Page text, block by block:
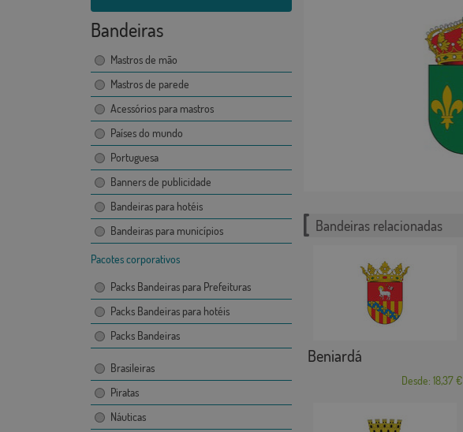
Bandeiras
Mastros de mão
Mastros de parede
Acessórios para mastros
Países do mundo
Portuguesa
Banners de publicidade
Bandeiras para hotéis
Bandeiras para municípios
Pacotes corporativos
Packs Bandeiras para Prefeituras
Packs Bandeiras para hotéis
Packs Bandeiras
Brasileiras
Piratas
Náuticas
Bandeiras relacionadas
Beniardá
Desde: 18,37 €